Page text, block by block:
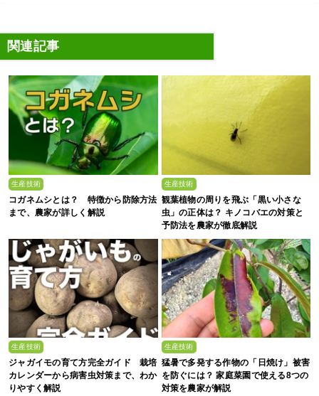
関連記事
生産技術
コガネムシとは？ 特徴から防除方法
まで、農家が詳しく解説
生産技術
観葉植物の周りを飛ぶ「黒い小さな
虫」の正体は？ キノコバエの対策と
予防法を農家が徹底解説
生産技術
ジャガイモの育て方完全ガイド 栽培
カレンダーから病害虫対策まで、わか
りやすく解説
生産技術
猛暑で多発する作物の「日焼け」被害
を防ぐには？ 家庭菜園で使える8つの
対策を農家が解説